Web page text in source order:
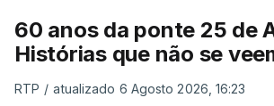
60 anos da ponte 25 de
Histórias que não se
RTP / atualizado 6 Agosto 2026, 16:23